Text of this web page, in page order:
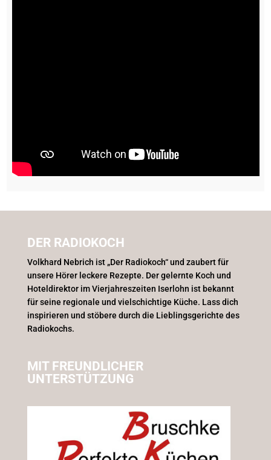
DER RADIOKOCH
Volkhard Nebrich ist „Der Radiokoch“ und zaubert für
unsere Hörer leckere Rezepte. Der gelernte Koch und
Hoteldirektor im Vierjahreszeiten Iserlohn ist bekannt
für seine regionale und vielschichtige Küche. Lass dich
inspirieren und stöbere durch die Lieblingsgerichte des
Radiokochs.
MIT FREUNDLICHER
UNTERSTÜTZUNG